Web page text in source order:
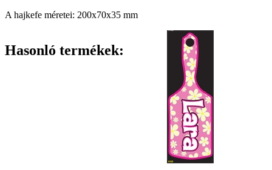
A hajkefe méretei: 200x70x35 mm
Hasonló termékek: